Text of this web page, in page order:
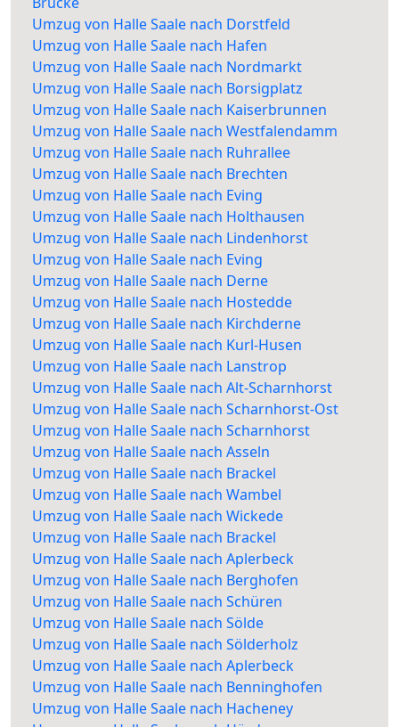
Umzug von Halle Saale nach Dorstfeld
Umzug von Halle Saale nach Hafen
Umzug von Halle Saale nach Nordmarkt
Umzug von Halle Saale nach Borsigplatz
Umzug von Halle Saale nach Kaiserbrunnen
Umzug von Halle Saale nach Westfalendamm
Umzug von Halle Saale nach Ruhrallee
Umzug von Halle Saale nach Brechten
Umzug von Halle Saale nach Eving
Umzug von Halle Saale nach Holthausen
Umzug von Halle Saale nach Lindenhorst
Umzug von Halle Saale nach Eving
Umzug von Halle Saale nach Derne
Umzug von Halle Saale nach Hostedde
Umzug von Halle Saale nach Kirchderne
Umzug von Halle Saale nach Kurl-Husen
Umzug von Halle Saale nach Lanstrop
Umzug von Halle Saale nach Alt-Scharnhorst
Umzug von Halle Saale nach Scharnhorst-Ost
Umzug von Halle Saale nach Scharnhorst
Umzug von Halle Saale nach Asseln
Umzug von Halle Saale nach Brackel
Umzug von Halle Saale nach Wambel
Umzug von Halle Saale nach Wickede
Umzug von Halle Saale nach Brackel
Umzug von Halle Saale nach Aplerbeck
Umzug von Halle Saale nach Berghofen
Umzug von Halle Saale nach Schüren
Umzug von Halle Saale nach Sölde
Umzug von Halle Saale nach Sölderholz
Umzug von Halle Saale nach Aplerbeck
Umzug von Halle Saale nach Benninghofen
Umzug von Halle Saale nach Hacheney